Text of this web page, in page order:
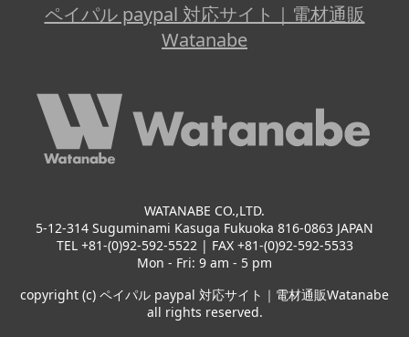
ペイパル paypal 対応サイト｜電材通販
Watanabe
WATANABE CO.,LTD.
5-12-314 Suguminami Kasuga Fukuoka 816-0863 JAPAN
TEL +81-(0)92-592-5522 | FAX +81-(0)92-592-5533
Mon - Fri: 9 am - 5 pm
copyright (c) ペイパル paypal 対応サイト｜電材通販Watanabe
all rights reserved.